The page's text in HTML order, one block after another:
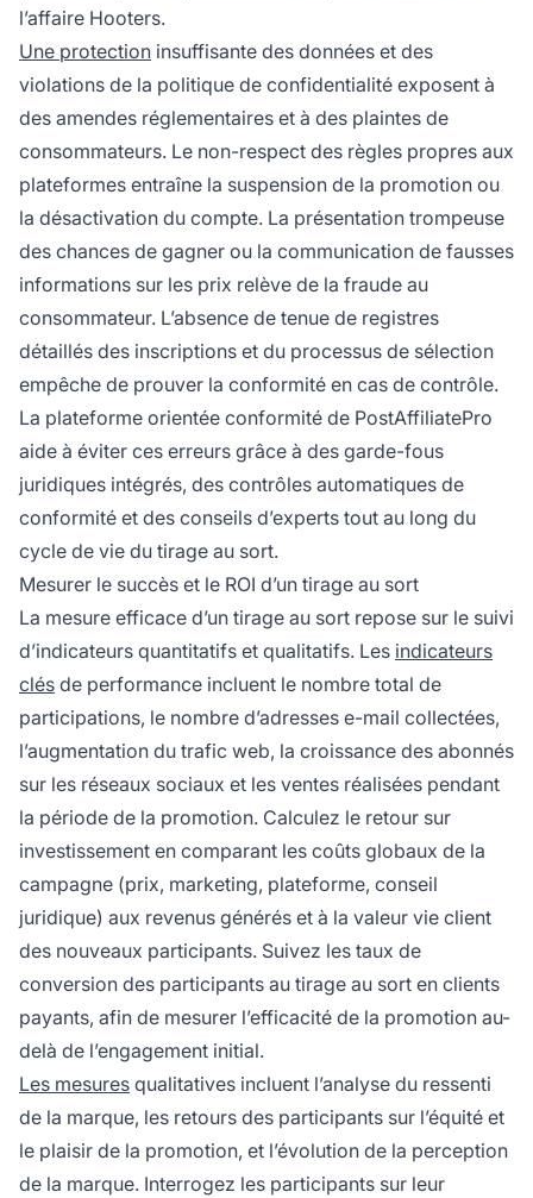
l’affaire Hooters.
Une protection insuffisante des données et des
violations de la politique de confidentialité exposent à
des amendes réglementaires et à des plaintes de
consommateurs. Le non-respect des règles propres aux
plateformes entraîne la suspension de la promotion ou
la désactivation du compte. La présentation trompeuse
des chances de gagner ou la communication de fausses
informations sur les prix relève de la fraude au
consommateur. L’absence de tenue de registres
détaillés des inscriptions et du processus de sélection
empêche de prouver la conformité en cas de contrôle.
La plateforme orientée conformité de PostAffiliatePro
aide à éviter ces erreurs grâce à des garde-fous
juridiques intégrés, des contrôles automatiques de
conformité et des conseils d’experts tout au long du
cycle de vie du tirage au sort.
Mesurer le succès et le ROI d’un tirage au sort
La mesure efficace d’un tirage au sort repose sur le suivi
d’indicateurs quantitatifs et qualitatifs. Les indicateurs
clés de performance incluent le nombre total de
participations, le nombre d’adresses e-mail collectées,
l’augmentation du trafic web, la croissance des abonnés
sur les réseaux sociaux et les ventes réalisées pendant
la période de la promotion. Calculez le retour sur
investissement en comparant les coûts globaux de la
campagne (prix, marketing, plateforme, conseil
juridique) aux revenus générés et à la valeur vie client
des nouveaux participants. Suivez les taux de
conversion des participants au tirage au sort en clients
payants, afin de mesurer l’efficacité de la promotion au-
delà de l’engagement initial.
Les mesures qualitatives incluent l’analyse du ressenti
de la marque, les retours des participants sur l’équité et
le plaisir de la promotion, et l’évolution de la perception
de la marque. Interrogez les participants sur leur